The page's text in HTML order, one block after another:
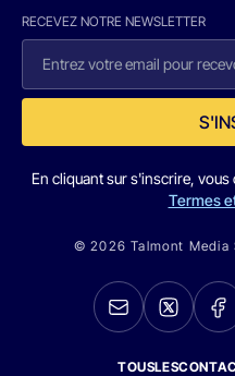
RECEVEZ NOTRE NEWSLETTER
En cliquant sur s'inscrire,
Termes
© 2026 Talmont Media